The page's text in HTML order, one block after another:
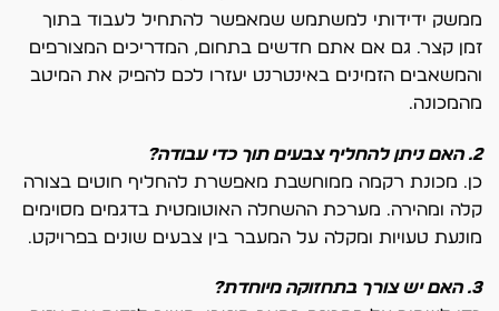
ממשק ידידותי למשתמש שמאפשר להתחיל לעבוד בתוך
זמן קצר. גם אם אתם חדשים בתחום, המדריכים המצורפים
והמשאבים הזמינים באינטרנט יעזרו לכם להפיק את המיטב
מהמכונה.
2. האם ניתן להחליף צבעים תוך כדי עבודה?
כן. מכונת רקמה ממוחשבת מאפשרת להחליף חוטים בצורה
קלה ומהירה. מערכת ההשחלה האוטומטית בדגמים מסוימים
מונעת טעויות ומקלה על המעבר בין צבעים שונים בפרויקט.
3. האם יש צורך בתחזוקה מיוחדת?